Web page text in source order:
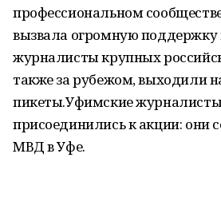
профессиональном
вызвала огромную поддержку
журналисты крупных
также за рубежом, выходили
пикеты.Уфимские
присоединились к акции: они
МВД в Уфе.